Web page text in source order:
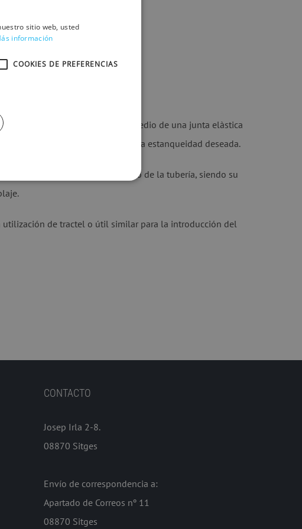
La unión la realizan por medio de una junta elàstica
donde se aloja, consiguiendo la estanqueidad deseada.
para conseguir el cierre estanco de la tubería, siendo su
de tractel o útil similar para la introducción del
CONTACTO
Josep Irla 2-8.
08870 Sitges
Envío de correspondencia a:
Apartado de Correos nº 11
08870 Sitges
sitio web, usted
información
COOKIES DE PREFERENCIAS